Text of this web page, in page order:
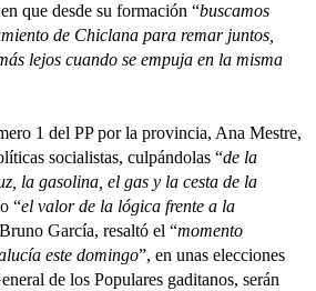
que desde su formación “buscamos
de Chiclana para remar juntos,
lejos cuando se empuja en la misma
1 del PP por la provincia, Ana Mestre,
socialistas, culpándolas “de la
la gasolina, el gas y la cesta de la
“el valor de la lógica frente a la
García, resaltó el “momento
este domingo”, en unas elecciones
de los Populares gaditanos, serán